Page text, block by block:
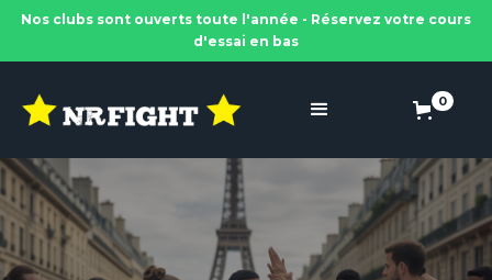
Nos clubs sont ouverts toute l'année - Réservez votre cours
d'essai en bas
0